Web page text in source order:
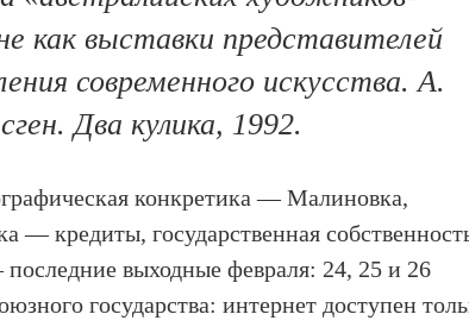
как выставки представителей
современного искусства. А.
Два кулика, 1992.
конкретика — Малиновка,
— кредиты, государственная
выходные февраля: 24, 25 и 26
государства: интернет доступен